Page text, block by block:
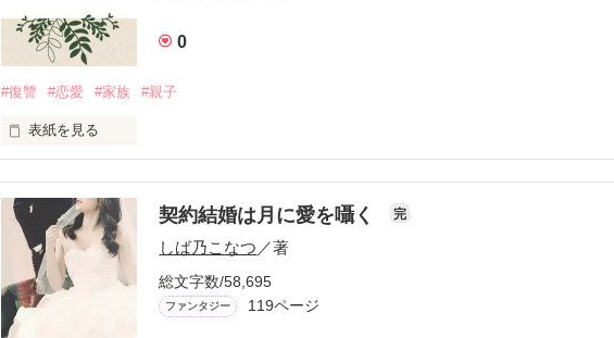
お気に召したら幸いです。
今後も限定公開作品をお届け予定。
（別サイト『小説家になろう』にて同名での投稿掲載もしています）
なのにどうしてこうなったの？
「初めてなんだ。こんなにも彼女が好きなんだ」
雷に落とされたかのような突然の破局から、仲睦まじい二人の様子は私をどん底に突き
人並み程度の私と美人なあの子なら、彼と釣り合うのがあの子だって気づかされるのは
これからもこんな気分を味わうのだろうか、と思ったのも束の間。
私の人生はある日を最後に幕を下ろす。
幸せそうな二人の様子を目にしながら……。
0
#復讐 #恋愛 #家族 #親子
表紙を見る
それは憎い彼奴らへの復讐だ。
一人目、二人目、三人目……。
最後の復讐が成功した時、
僕にはどんな未来が待っているのだろうか。
契約結婚は月に愛を囁く 完
しば乃こなつ ／著
総文字数/58,695
ファンタジー 119ページ